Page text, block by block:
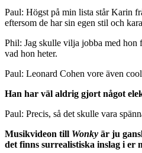
Paul: Högst på min lista står Karin
eftersom de har sin egen stil och
Phil: Jag skulle vilja jobba med
vad hon heter.
Paul: Leonard Cohen vore även
Han har väl aldrig gjort något
Paul: Precis, så det skulle vara
Musikvideon till Wonky är ju
det finns surrealistiska inslag i er